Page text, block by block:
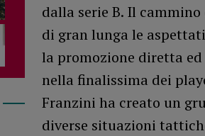
dalla serie B. Il
di gran lunga le
la promozione diretta
nella finalissima dei
Franzini ha creato un
diverse situazioni